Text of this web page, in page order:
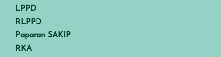
LPPD
RLPPD
Paparan SAKIP
RKA